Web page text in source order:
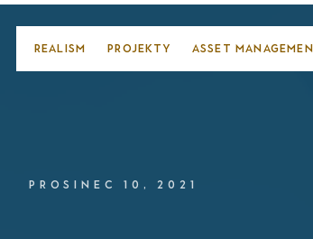
REALISM PROJEKTY ASSET
PROSINEC 10, 2021